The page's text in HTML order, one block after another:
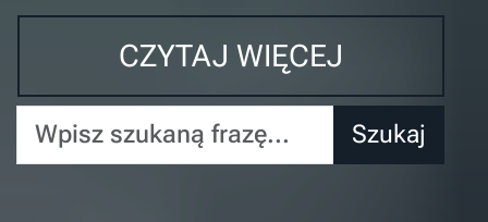
CZYTAJ WIĘCEJ
Wpisz szukaną frazę... Szukaj